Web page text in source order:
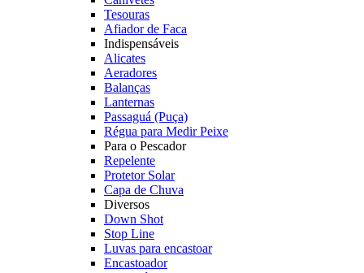
Tesouras
Afiador de Faca
Indispensáveis
Alicates
Aeradores
Balanças
Lanternas
Passaguá (Puça)
Régua para Medir Peixe
Para o Pescador
Repelente
Protetor Solar
Capa de Chuva
Diversos
Down Shot
Stop Line
Luvas para encastoar
Encastoador